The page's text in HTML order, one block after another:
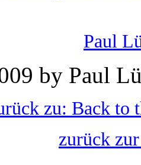
Paul
by Paul
zu: Back to
zurück